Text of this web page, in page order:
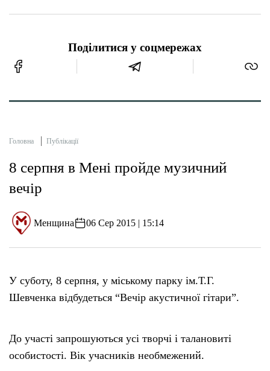
Поділитися у соцмережах
Головна Публікації
8 серпня в Мені пройде музичний
вечір
Менщина 06 Сер 2015 | 15:14
У суботу, 8 серпня, у міському парку ім.Т.Г.
Шевченка відбудеться “Вечір акустичної гітари”.
До участі запрошуються усі творчі і талановиті
особистості. Вік учасників необмежений.